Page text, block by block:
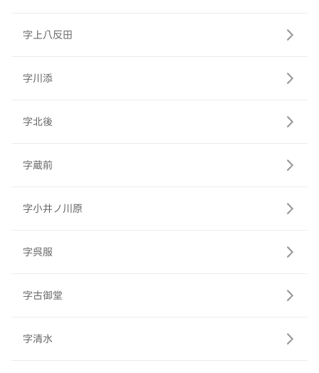
字上八反田
字川添
字北後
字蔵前
字小井ノ川原
字呉服
字古御堂
字清水